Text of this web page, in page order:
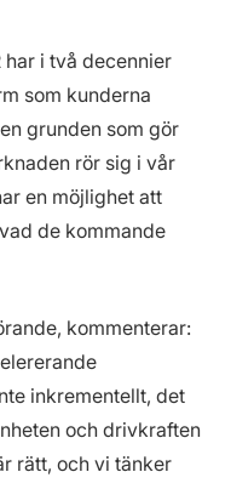
har i två decennier
som kunderna
grunden som gör
rör sig i vår
en möjlighet att
de kommande
kommenterar:
inkrementellt, det
och drivkraften
rätt, och vi tänker